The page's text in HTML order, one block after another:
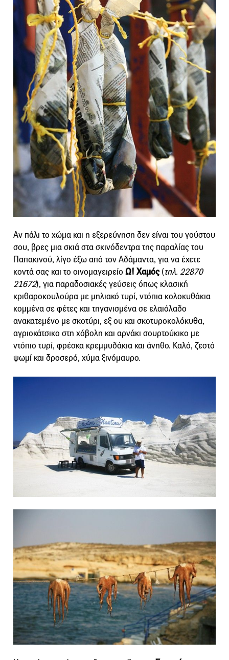
Αν πάλι το χώμα και η εξερεύνηση δεν είναι του γούστου
σου, βρες μια σκιά στα σκινόδεντρα της παραλίας του
Παπακινού, λίγο έξω από τον Αδάμαντα, για να έχετε
κοντά σας και το οινομαγειρείο Ω! Χαμός(τηλ. 22870
21672), για παραδοσιακές γεύσεις όπως κλασική
κριθαροκουλούρα με μηλιακό τυρί, ντόπια κολοκυθάκια
κομμένα σε φέτες και τηγανισμένα σε ελαιόλαδο
ανακατεμένο με σκοτύρι, εξ ου και σκοτυροκολόκυθα,
αγριοκάτσικο στη χόβολη και αρνάκι σουρτούκικο με
ντόπιο τυρί, φρέσκα κρεμμυδάκια και άνηθο. Καλό, ζεστό
ψωμί και δροσερό, χύμα ξινόμαυρο.